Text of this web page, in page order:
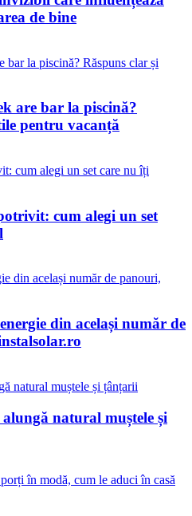
de bine
are bar la piscină?
pentru vacanță
cum alegi un set
din același număr de
natural muștele și